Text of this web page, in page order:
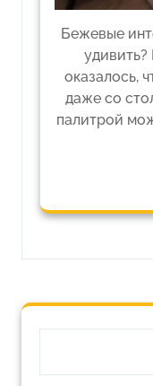
Бежевые
оказалось,
даже со
палитрой